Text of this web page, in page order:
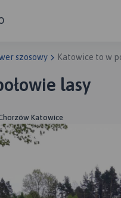
szosowy Katowice to w
lasy
Katowice